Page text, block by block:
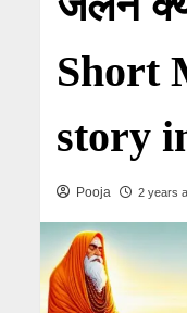
Short
story
Pooja 2 years